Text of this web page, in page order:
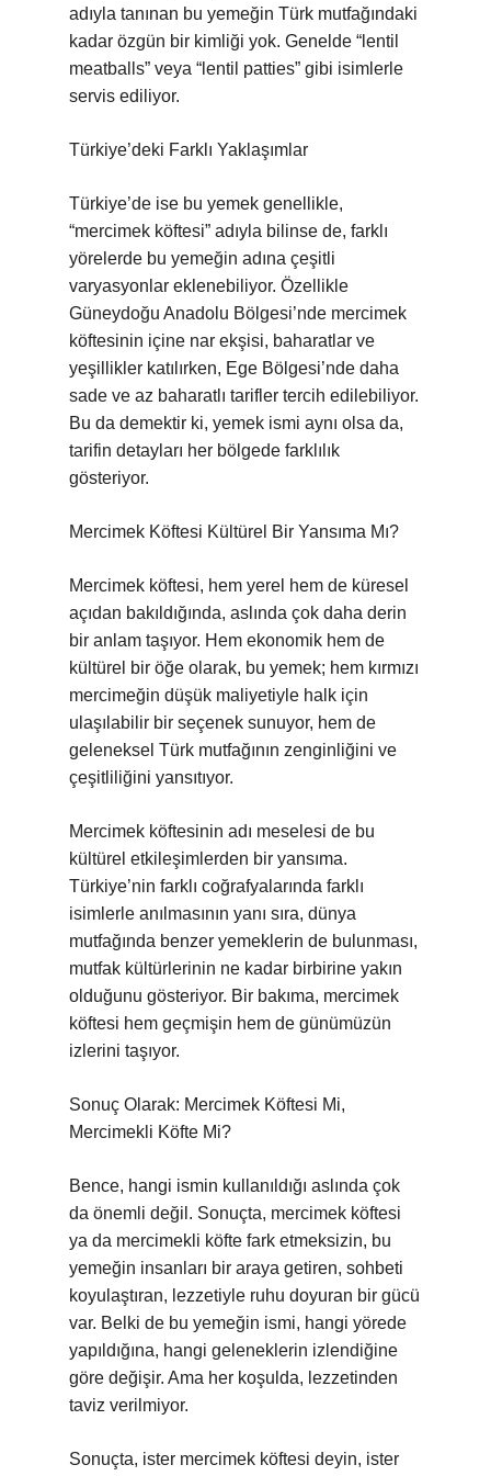
adıyla tanınan bu yemeğin Türk mutfağındaki
kadar özgün bir kimliği yok. Genelde “lentil
meatballs” veya “lentil patties” gibi isimlerle
servis ediliyor.
Türkiye’deki Farklı Yaklaşımlar
Türkiye’de ise bu yemek genellikle,
“mercimek köftesi” adıyla bilinse de, farklı
yörelerde bu yemeğin adına çeşitli
varyasyonlar eklenebiliyor. Özellikle
Güneydoğu Anadolu Bölgesi’nde mercimek
köftesinin içine nar ekşisi, baharatlar ve
yeşillikler katılırken, Ege Bölgesi’nde daha
sade ve az baharatlı tarifler tercih edilebiliyor.
Bu da demektir ki, yemek ismi aynı olsa da,
tarifin detayları her bölgede farklılık
gösteriyor.
Mercimek Köftesi Kültürel Bir Yansıma Mı?
Mercimek köftesi, hem yerel hem de küresel
açıdan bakıldığında, aslında çok daha derin
bir anlam taşıyor. Hem ekonomik hem de
kültürel bir öğe olarak, bu yemek; hem kırmızı
mercimeğin düşük maliyetiyle halk için
ulaşılabilir bir seçenek sunuyor, hem de
geleneksel Türk mutfağının zenginliğini ve
çeşitliliğini yansıtıyor.
Mercimek köftesinin adı meselesi de bu
kültürel etkileşimlerden bir yansıma.
Türkiye’nin farklı coğrafyalarında farklı
isimlerle anılmasının yanı sıra, dünya
mutfağında benzer yemeklerin de bulunması,
mutfak kültürlerinin ne kadar birbirine yakın
olduğunu gösteriyor. Bir bakıma, mercimek
köftesi hem geçmişin hem de günümüzün
izlerini taşıyor.
Sonuç Olarak: Mercimek Köftesi Mi,
Mercimekli Köfte Mi?
Bence, hangi ismin kullanıldığı aslında çok
da önemli değil. Sonuçta, mercimek köftesi
ya da mercimekli köfte fark etmeksizin, bu
yemeğin insanları bir araya getiren, sohbeti
koyulaştıran, lezzetiyle ruhu doyuran bir gücü
var. Belki de bu yemeğin ismi, hangi yörede
yapıldığına, hangi geleneklerin izlendiğine
göre değişir. Ama her koşulda, lezzetinden
taviz verilmiyor.
Sonuçta, ister mercimek köftesi deyin, ister